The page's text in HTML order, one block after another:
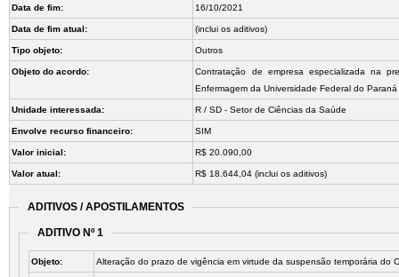
Data de fim: 16/10/2021
Data de fim atual: (inclui os aditivos)
Tipo objeto: Outros
Objeto do acordo:
Contratação de empresa especializada na
Enfermagem da Universidade Federal do Paraná
Unidade interessada: R / SD - Setor de Ciências da Saúde
Envolve recurso financeiro: SIM
Valor inicial: R$ 20.090,00
Valor atual: R$ 18.644,04 (inclui os aditivos)
ADITIVOS / APOSTILAMENTOS
ADITIVO Nº 1
Objeto: Alteração do prazo de vigência em virtude da suspensão temporária do